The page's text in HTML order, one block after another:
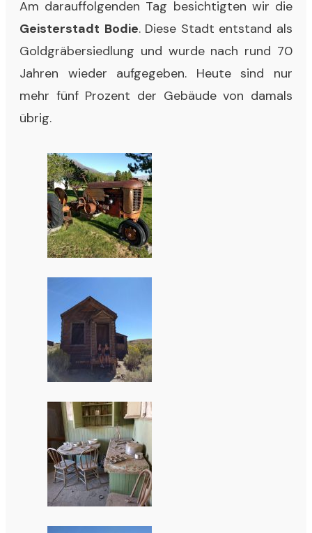
Am darauffolgenden Tag besichtigten wir die
Geisterstadt Bodie. Diese Stadt entstand als
Goldgräbersiedlung und wurde nach rund 70
Jahren wieder aufgegeben. Heute sind nur
mehr fünf Prozent der Gebäude von damals
übrig.